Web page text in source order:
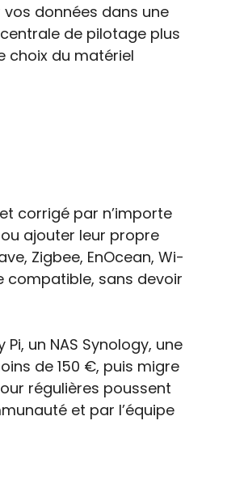
données dans une
de pilotage plus
choix du matériel
corrigé par n’importe
ajouter leur propre
Zigbee, EnOcean, Wi-
compatible, sans devoir
un NAS Synology, une
de 150 €, puis migre
régulières poussent
et par l’équipe